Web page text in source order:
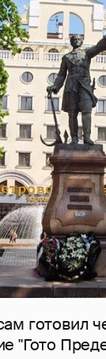
готовил
"Гото